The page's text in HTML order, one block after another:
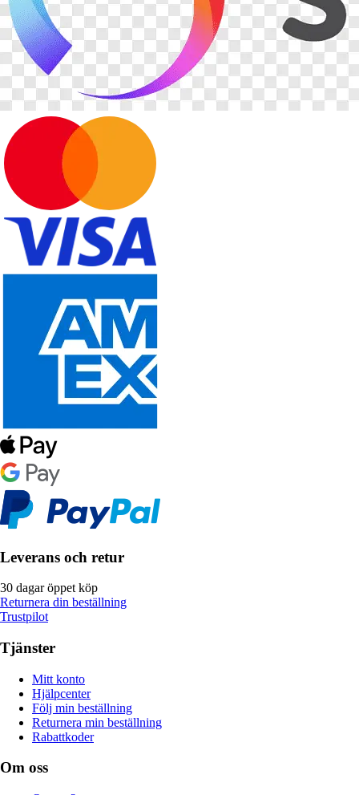
Leverans och retur
30 dagar öppet köp
Returnera din beställning
Trustpilot
Tjänster
Mitt konto
Hjälpcenter
Följ min beställning
Returnera min beställning
Rabattkoder
Om oss